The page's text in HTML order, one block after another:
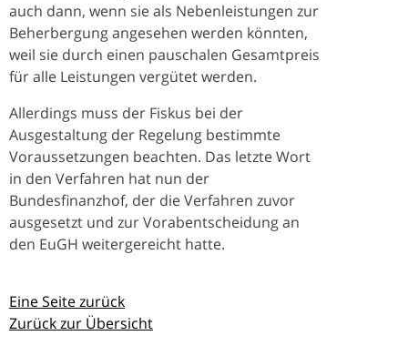
auch dann, wenn sie als Nebenleistungen zur
Beherbergung angesehen werden könnten,
weil sie durch einen pauschalen Gesamtpreis
für alle Leistungen vergütet werden.
Allerdings muss der Fiskus bei der
Ausgestaltung der Regelung bestimmte
Voraussetzungen beachten. Das letzte Wort
in den Verfahren hat nun der
Bundesfinanzhof, der die Verfahren zuvor
ausgesetzt und zur Vorabentscheidung an
den EuGH weitergereicht hatte.
Eine Seite zurück
Zurück zur Übersicht